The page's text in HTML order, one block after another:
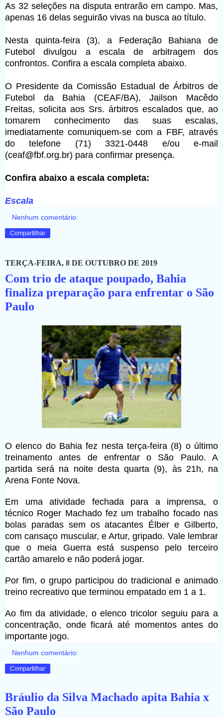
As 32 seleções na disputa entrarão em campo. Mas,
apenas 16 delas seguirão vivas na busca ao título.
Nesta quinta-feira (3), a Federação Bahiana de
Futebol divulgou a escala de arbitragem dos
confrontos. Confira a escala completa abaixo.
O Presidente da Comissão Estadual de Árbitros de
Futebol da Bahia (CEAF/BA), Jailson Macêdo
Freitas, solicita aos Srs. árbitros escalados que, ao
tomarem conhecimento das suas escalas,
imediatamente comuniquem-se com a FBF, através
do telefone (71) 3321-0448 e/ou e-mail
(ceaf@fbf.org.br) para confirmar presença.
Confira abaixo a escala completa:
Escala
Nenhum comentário:
Compartilhar
TERÇA-FEIRA, 8 DE OUTUBRO DE 2019
Com trio de ataque poupado, Bahia
finaliza preparação para enfrentar o São
Paulo
O elenco do Bahia fez nesta terça-feira (8) o último
treinamento antes de enfrentar o São Paulo. A
partida será na noite desta quarta (9), às 21h, na
Arena Fonte Nova.
Em uma atividade fechada para a imprensa, o
técnico Roger Machado fez um trabalho focado nas
bolas paradas sem os atacantes Élber e Gilberto,
com cansaço muscular, e Artur, gripado. Vale lembrar
que o meia Guerra está suspenso pelo terceiro
cartão amarelo e não poderá jogar.
Por fim, o grupo participou do tradicional e animado
treino recreativo que terminou empatado em 1 a 1.
Ao fim da atividade, o elenco tricolor seguiu para a
concentração, onde ficará até momentos antes do
importante jogo.
Nenhum comentário:
Compartilhar
Bráulio da Silva Machado apita Bahia x
São Paulo